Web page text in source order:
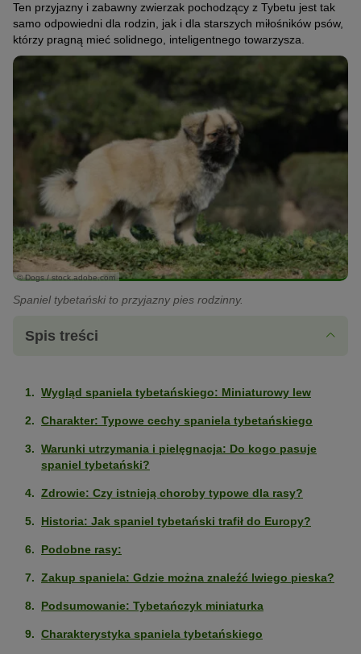
Ten przyjazny i zabawny zwierzak pochodzący z Tybetu jest tak
samo odpowiedni dla rodzin, jak i dla starszych miłośników psów,
którzy pragną mieć solidnego, inteligentnego towarzysza.
© Dogs / stock.adobe.com
Spaniel tybetański to przyjazny pies rodzinny.
Spis treści
Wygląd spaniela tybetańskiego: Miniaturowy lew
Charakter: Typowe cechy spaniela tybetańskiego
Warunki utrzymania i pielęgnacja: Do kogo pasuje
spaniel tybetański?
Zdrowie: Czy istnieją choroby typowe dla rasy?
Historia: Jak spaniel tybetański trafił do Europy?
Podobne rasy:
Zakup spaniela: Gdzie można znaleźć lwiego pieska?
Podsumowanie: Tybetańczyk miniaturka
Charakterystyka spaniela tybetańskiego